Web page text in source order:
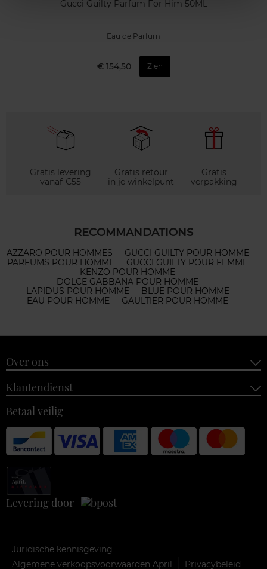
Gucci Guilty Parfum For Him 50ML
Eau de Parfum
€ 154,50 Zien
Gratis levering
vanaf €55
Gratis retour
in je winkelpunt
Gratis
verpakking
RECOMMANDATIONS
AZZARO POUR HOMMES
GUCCI GUILTY POUR HOMME
PARFUMS POUR HOMME
GUCCI GUILTY POUR FEMME
KENZO POUR HOMME
DOLCE GABBANA POUR HOMME
LAPIDUS POUR HOMME
BLUE POUR HOMME
EAU POUR HOMME
GAULTIER POUR HOMME
Over ons
Klantendienst
Betaal veilig
Levering door
Juridische kennisgeving
Algemene verkoopsvoorwaarden April
Privacybeleid